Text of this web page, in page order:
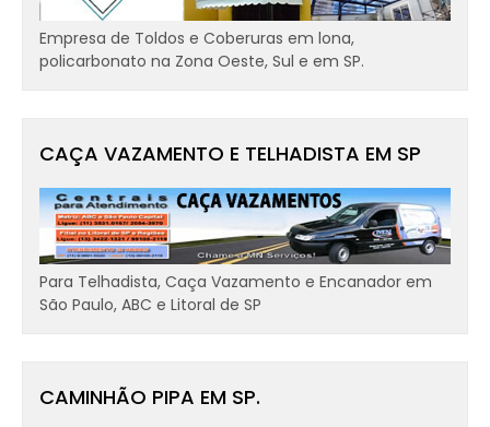
Empresa de Toldos e Coberuras em lona,
policarbonato na Zona Oeste, Sul e em SP.
CAÇA VAZAMENTO E TELHADISTA EM SP
Para Telhadista, Caça Vazamento e Encanador em
São Paulo, ABC e Litoral de SP
CAMINHÃO PIPA EM SP.